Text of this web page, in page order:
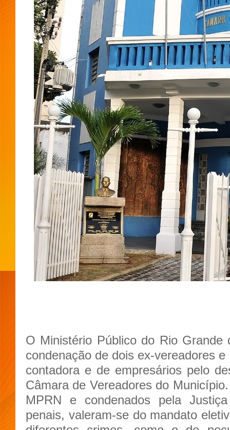
O Ministério Público do Rio
condenação de dois ex-vereadores
contadora e de empresários pelo
Câmara de Vereadores do
MPRN e condenados pela
penais, valeram-se do mandato